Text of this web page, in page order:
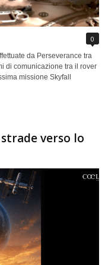
0
da Perseverance tra
di comunicazione tra il rover
missione Skyfall
verso lo